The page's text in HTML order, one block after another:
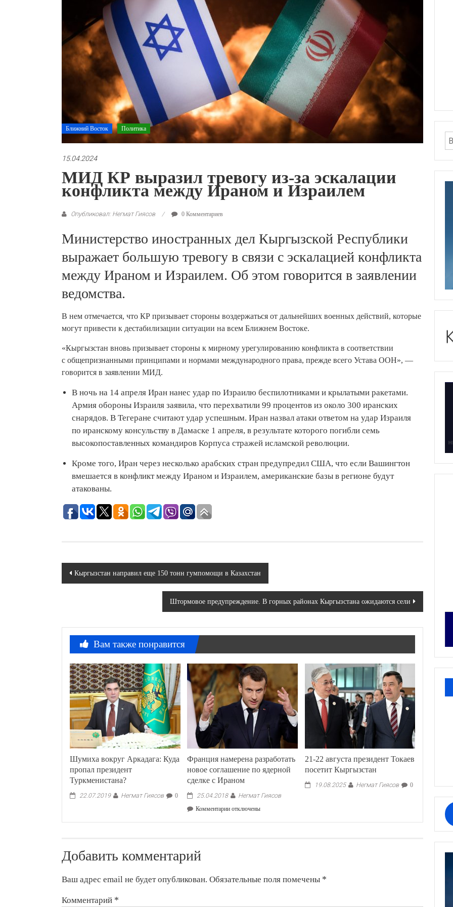
Ближний Восток Политика
15.04.2024
МИД КР выразил тревогу из-за эскалации
конфликта между Ираном и Израилем
Опубликовал: Негмат Гиясов 0 Комментариев
Министерство иностранных дел Кыргызской Республики
выражает большую тревогу в связи с эскалацией конфликта
между Ираном и Израилем. Об этом говорится в заявлении
ведомства.
В нем отмечается, что КР призывает стороны воздержаться от дальнейших военных действий, которые
могут привести к дестабилизации ситуации на всем Ближнем Востоке.
«Кыргызстан вновь призывает стороны к мирному урегулированию конфликта в соответствии
с общепризнанными принципами и нормами международного права, прежде всего Устава ООН», —
говорится в заявлении МИД.
В ночь на 14 апреля Иран нанес удар по Израилю беспилотниками и крылатыми ракетами.
Армия обороны Израиля заявила, что перехватили 99 процентов из около 300 иранских
снарядов. В Тегеране считают удар успешным. Иран назвал атаки ответом на удар Израиля
по иранскому консульству в Дамаске 1 апреля, в результате которого погибли семь
высокопоставленных командиров Корпуса стражей исламской революции.
Кроме того, Иран через несколько арабских стран предупредил США, что если Вашингтон
вмешается в конфликт между Ираном и Израилем, американские базы в регионе будут
атакованы.
Навигация
Кыргызстан направил еще 150 тонн гумпомощи в Казахстан
Штормовое предупреждение. В горных районах Кыргызстана ожидаются сели
Вам также понравится
Шумиха вокруг Аркадага: Куда
пропал президент
Туркменистана?
22.07.2019 Негмат Гиясов 0
Франция намерена разработать
новое соглашение по ядерной
сделке с Ираном
25.04.2018 Негмат Гиясов
Комментариик
ядерной
отключены
21-22 августа президент Токаев
посетит Кыргызстан
19.08.2025 Негмат Гиясов 0
Добавить комментарий
Ваш адрес email не будет опубликован. Обязательные поля помечены *
Комментарий *